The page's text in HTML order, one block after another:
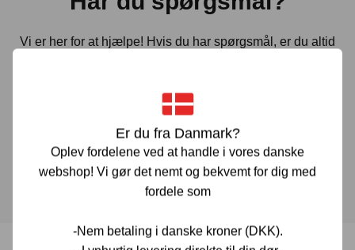
Er du fra Danmark?
Oplev fordelene ved at handle i vores danske
webshop! Vi gør det nemt og bekvemt for dig med
fordele som
-Nem betaling i danske kroner (DKK).
Vi er her for at hjælpe! Hvis du har spørgsmål, er du altid
muligt.
KONTAKT OS